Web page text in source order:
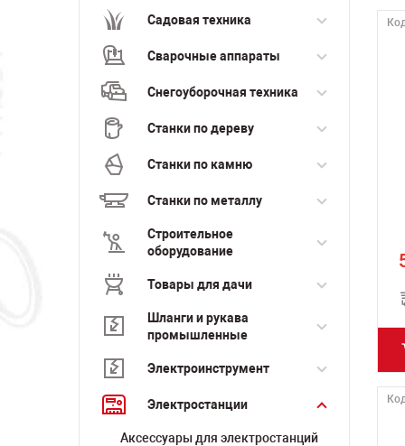
Садовая техника
Сварочные аппараты
Снегоуборочная техника
Станки по дереву
Станки по камню
Станки по металлу
Строительное
оборудование
Товары для дачи
Шланги и рукава
промышленные
Электроинструмент
Электростанции
Аксессуары для электростанций